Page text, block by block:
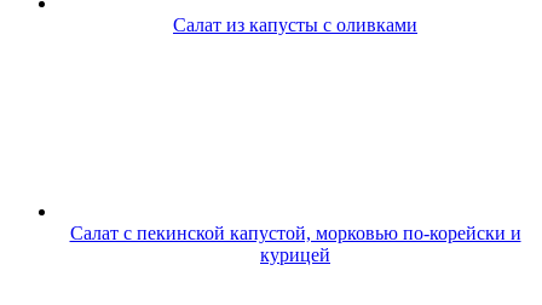
Салат из капусты с оливками
Салат с пекинской капустой, морковью по-корейски и
курицей